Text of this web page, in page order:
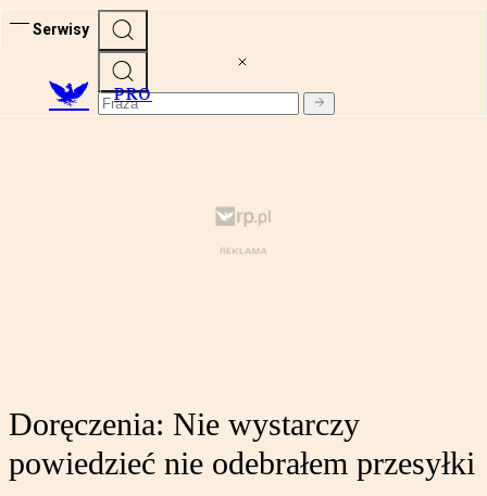
Serwisy
PRO
Doręczenia: Nie wystarczy
powiedzieć nie odebrałem przesyłki